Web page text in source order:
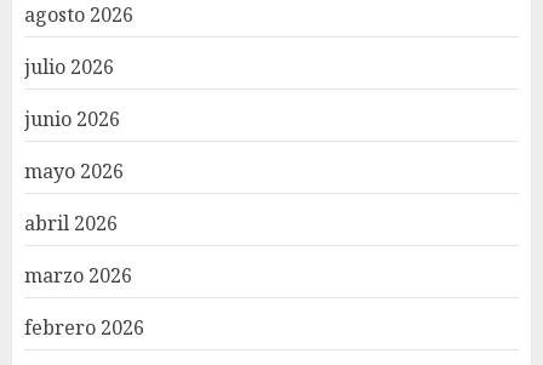
agosto 2026
julio 2026
junio 2026
mayo 2026
abril 2026
marzo 2026
febrero 2026